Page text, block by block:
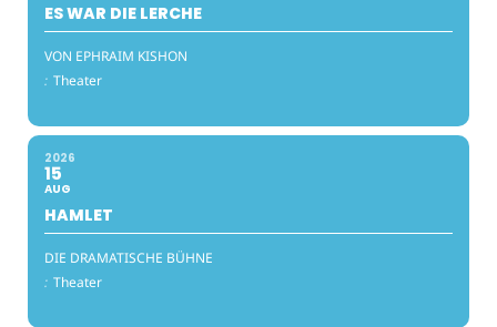
ES WAR DIE LERCHE
VON EPHRAIM KISHON
: Theater
2026
15
AUG
HAMLET
DIE DRAMATISCHE BÜHNE
: Theater